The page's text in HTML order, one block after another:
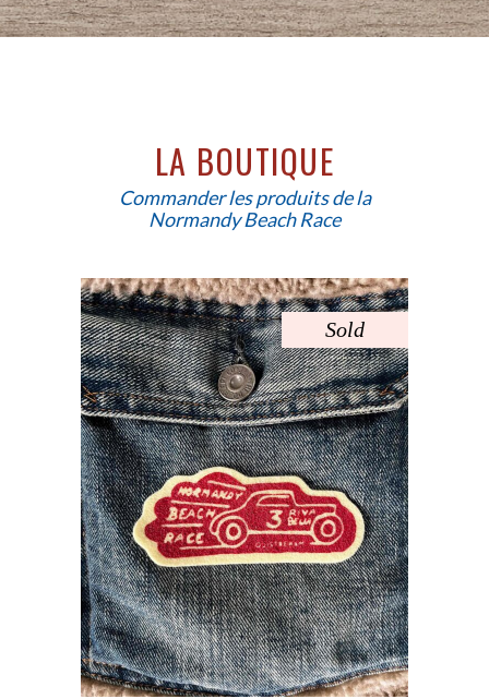
LA BOUTIQUE
Commander les produits de la
Normandy Beach Race
Sold